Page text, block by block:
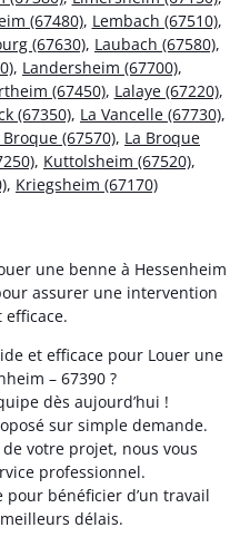
(67480), Lembach (67510),
(67630), Laubach (67580),
, Landersheim (67700),
(67450), Lalaye (67220),
(67350), La Vancelle (67730),
Broque (67570), La Broque
, Kuttolsheim (67520),
, Kriegsheim (67170)
une benne à Hessenheim
assurer une intervention
efficace.
et efficace pour Louer une
– 67390 ?
dès aujourd’hui !
sur simple demande.
votre projet, nous vous
professionnel.
bénéficier d’un travail
délais.